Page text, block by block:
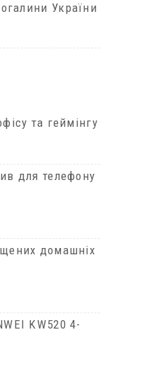
України
та геймінгу
для телефону
домашніх
KW520 4-